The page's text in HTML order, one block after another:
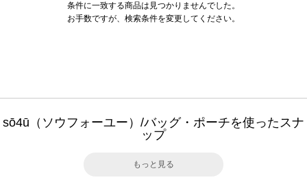
条件に一致する商品は見つかりませんでした。
お手数ですが、検索条件を変更してください。
sō4ū（ソウフォーユー）/バッグ・ポーチを使ったスナ
ップ
もっと見る